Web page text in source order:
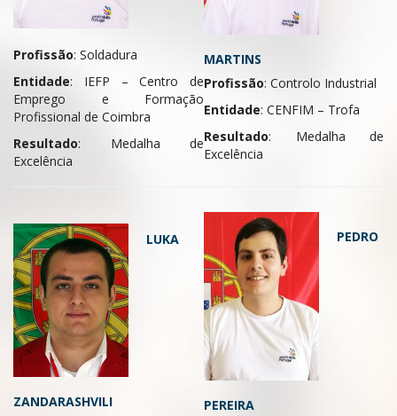
Profissão: Soldadura
Entidade: IEFP – Centro de
Emprego e Formação
Profissional de Coimbra
Resultado: Medalha de
Excelência
MARTINS
Profissão: Controlo Industrial
Entidade: CENFIM – Trofa
Resultado: Medalha de
Excelência
LUKA
ZANDARASHVILI
PEDRO
PEREIRA